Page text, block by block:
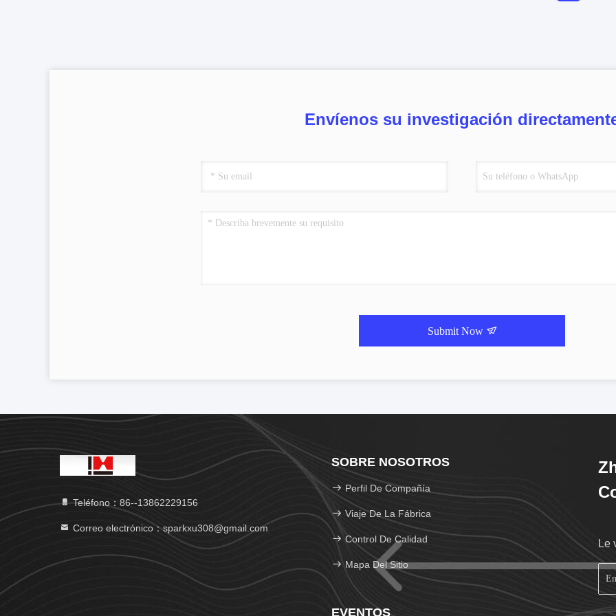
Envíenos su investigación
Submit Now
Teléfono：86--13862229156
Correo electrónico：sparkxu308@gmail.com
SOBRE NOSOTROS
Perfil De Compañía
Viaje De La Fábrica
Control De Calidad
Mapa Del Sitio
EVENTOS
Le